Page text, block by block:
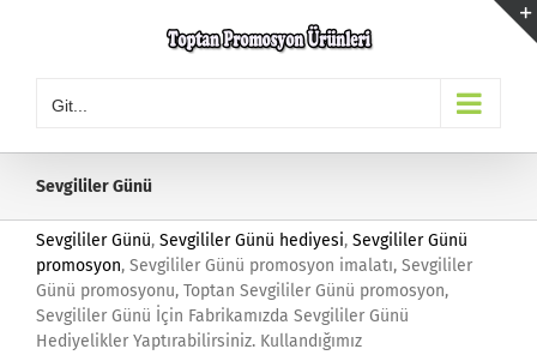
Git...
Sevgililer Günü
Sevgililer Günü, Sevgililer Günü hediyesi, Sevgililer Günü
promosyon, Sevgililer Günü promosyon imalatı, Sevgililer
Günü promosyonu, Toptan Sevgililer Günü promosyon,
Sevgililer Günü İçin Fabrikamızda Sevgililer Günü
Hediyelikler Yaptırabilirsiniz. Kullandığımız